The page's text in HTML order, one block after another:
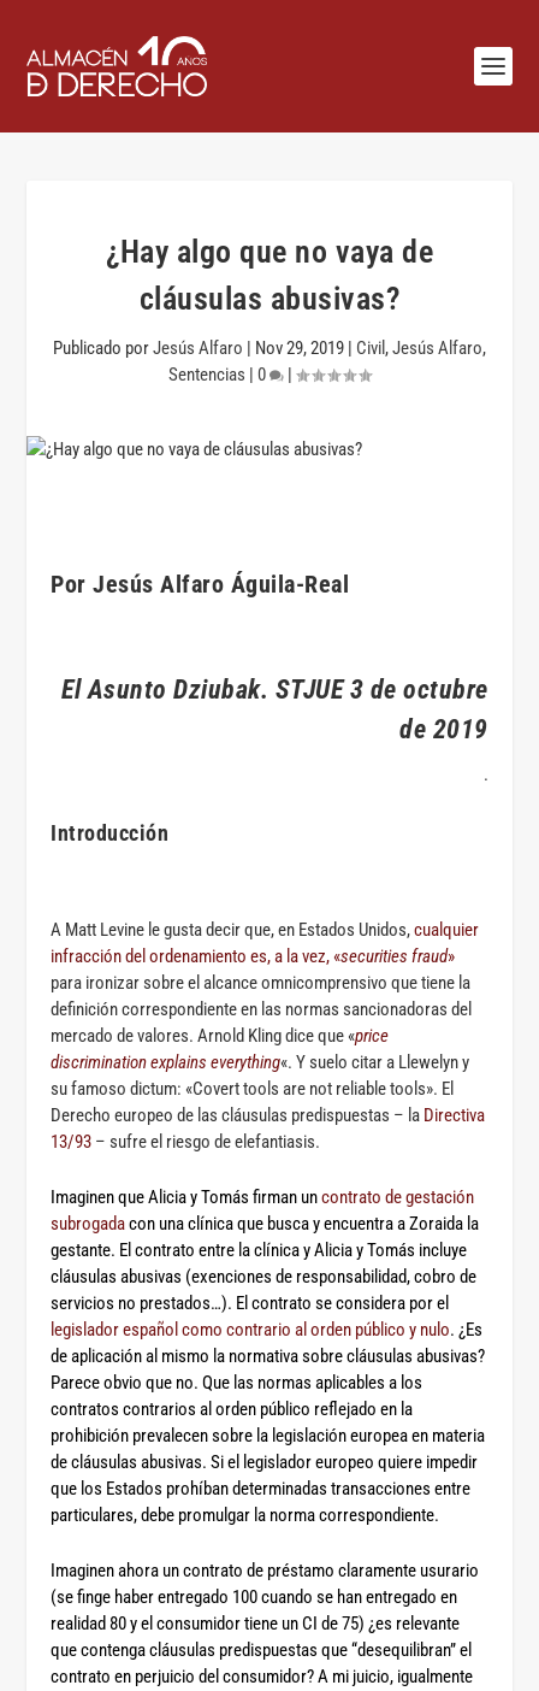
¿Hay algo que no vaya de
cláusulas abusivas?
Publicado porJesús Alfaro | Nov 29, 2019 | Civil ,Jesús Alfaro,
Sentencias | 0 |
Por Jesús Alfaro Águila-Real
El Asunto Dziubak. STJUE 3 de octubre
de 2019
.
Introducción
A Matt Levine le gusta decir que, en Estados Unidos,cualquier
infracción del ordenamiento es, a la vez, «securities fraud
para ironizar sobre el alcance omnicomprensivo que tiene la
definición correspondiente en las normas sancionadoras del
mercado de valores. Arnold Kling dice que «price
discrimination explains everything«. Y suelo citar a Llewelyn y
su famoso dictum: «Covert tools are not reliable tools». El
Derecho europeo de las cláusulas predispuestas – la Directiva
13/93 – sufre el riesgo de elefantiasis.
Imaginen que Alicia y Tomás firman uncontrato de gestación
subrogadacon una clínica que busca y encuentra a Zoraida la
gestante. El contrato entre la clínica y Alicia y Tomás incluye
cláusulas abusivas (exenciones de responsabilidad, cobro de
legislador español como contrario al orden público y nulo. ¿Es
de aplicación al mismo la normativa sobre cláusulas abusivas?
Parece obvio que no. Que las normas aplicables a los
contratos contrarios al orden público reflejado en la
prohibición prevalecen sobre la legislación europea en materia
de cláusulas abusivas. Si el legislador europeo quiere impedir
que los Estados prohíban determinadas transacciones entre
particulares, debe promulgar la norma correspondiente.
Imaginen ahora un contrato de préstamo claramente usurario
(se finge haber entregado 100 cuando se han entregado en
realidad 80 y el consumidor tiene un CI de 75) ¿es relevante
que contenga cláusulas predispuestas que “desequilibran” el
contrato en perjuicio del consumidor? A mi juicio, igualmente